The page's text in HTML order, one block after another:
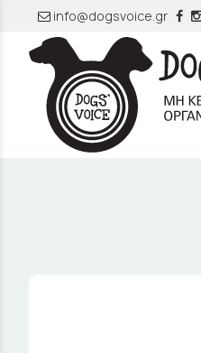
info@dogsvoice.gr